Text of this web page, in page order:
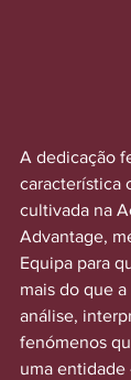
A dedicação
característica
cultivada na
Advantage,
Equipa para
mais do que a
análise,
fenómenos
uma entidade